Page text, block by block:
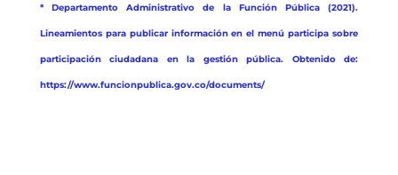
* Departamento Administrativo de la Función Pública (2021).
Lineamientos para publicar información en el menú participa sobre
participación ciudadana en la gestión pública. Obtenido de:
https://www.funcionpublica.gov.co/documents/